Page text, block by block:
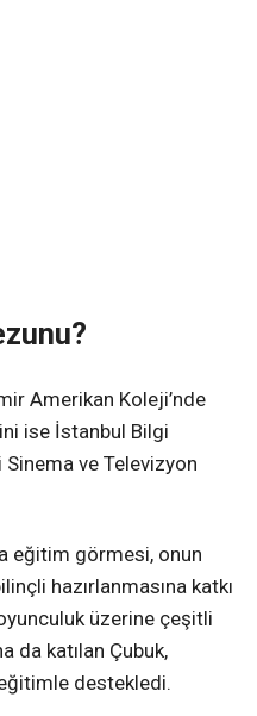
Amerikan Koleji’nde
ise İstanbul Bilgi
ve Televizyon
eğitim görmesi, onun
hazırlanmasına katkı
üzerine çeşitli
da katılan Çubuk,
destekledi.